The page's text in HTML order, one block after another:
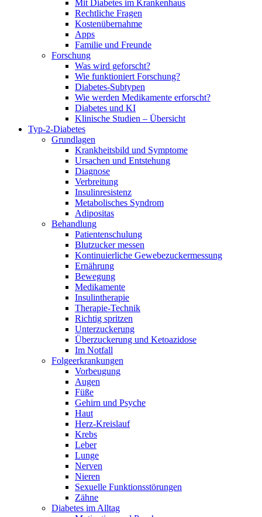
Mit Diabetes im Krankenhaus
Rechtliche Fragen
Kostenübernahme
Apps
Familie und Freunde
Forschung
Was wird geforscht?
Wie funktioniert Forschung?
Diabetes-Subtypen
Wie werden Medikamente erforscht?
Diabetes und KI
Klinische Studien – Übersicht
Typ-2-Diabetes
Grundlagen
Krankheitsbild und Symptome
Ursachen und Entstehung
Diagnose
Verbreitung
Insulinresistenz
Metabolisches Syndrom
Adipositas
Behandlung
Patientenschulung
Blutzucker messen
Kontinuierliche Gewebezuckermessung
Ernährung
Bewegung
Medikamente
Insulintherapie
Therapie-Technik
Richtig spritzen
Unterzuckerung
Überzuckerung und Ketoazidose
Im Notfall
Folgeerkrankungen
Vorbeugung
Augen
Füße
Gehirn und Psyche
Haut
Herz-Kreislauf
Krebs
Leber
Lunge
Nerven
Nieren
Sexuelle Funktionsstörungen
Zähne
Diabetes im Alltag